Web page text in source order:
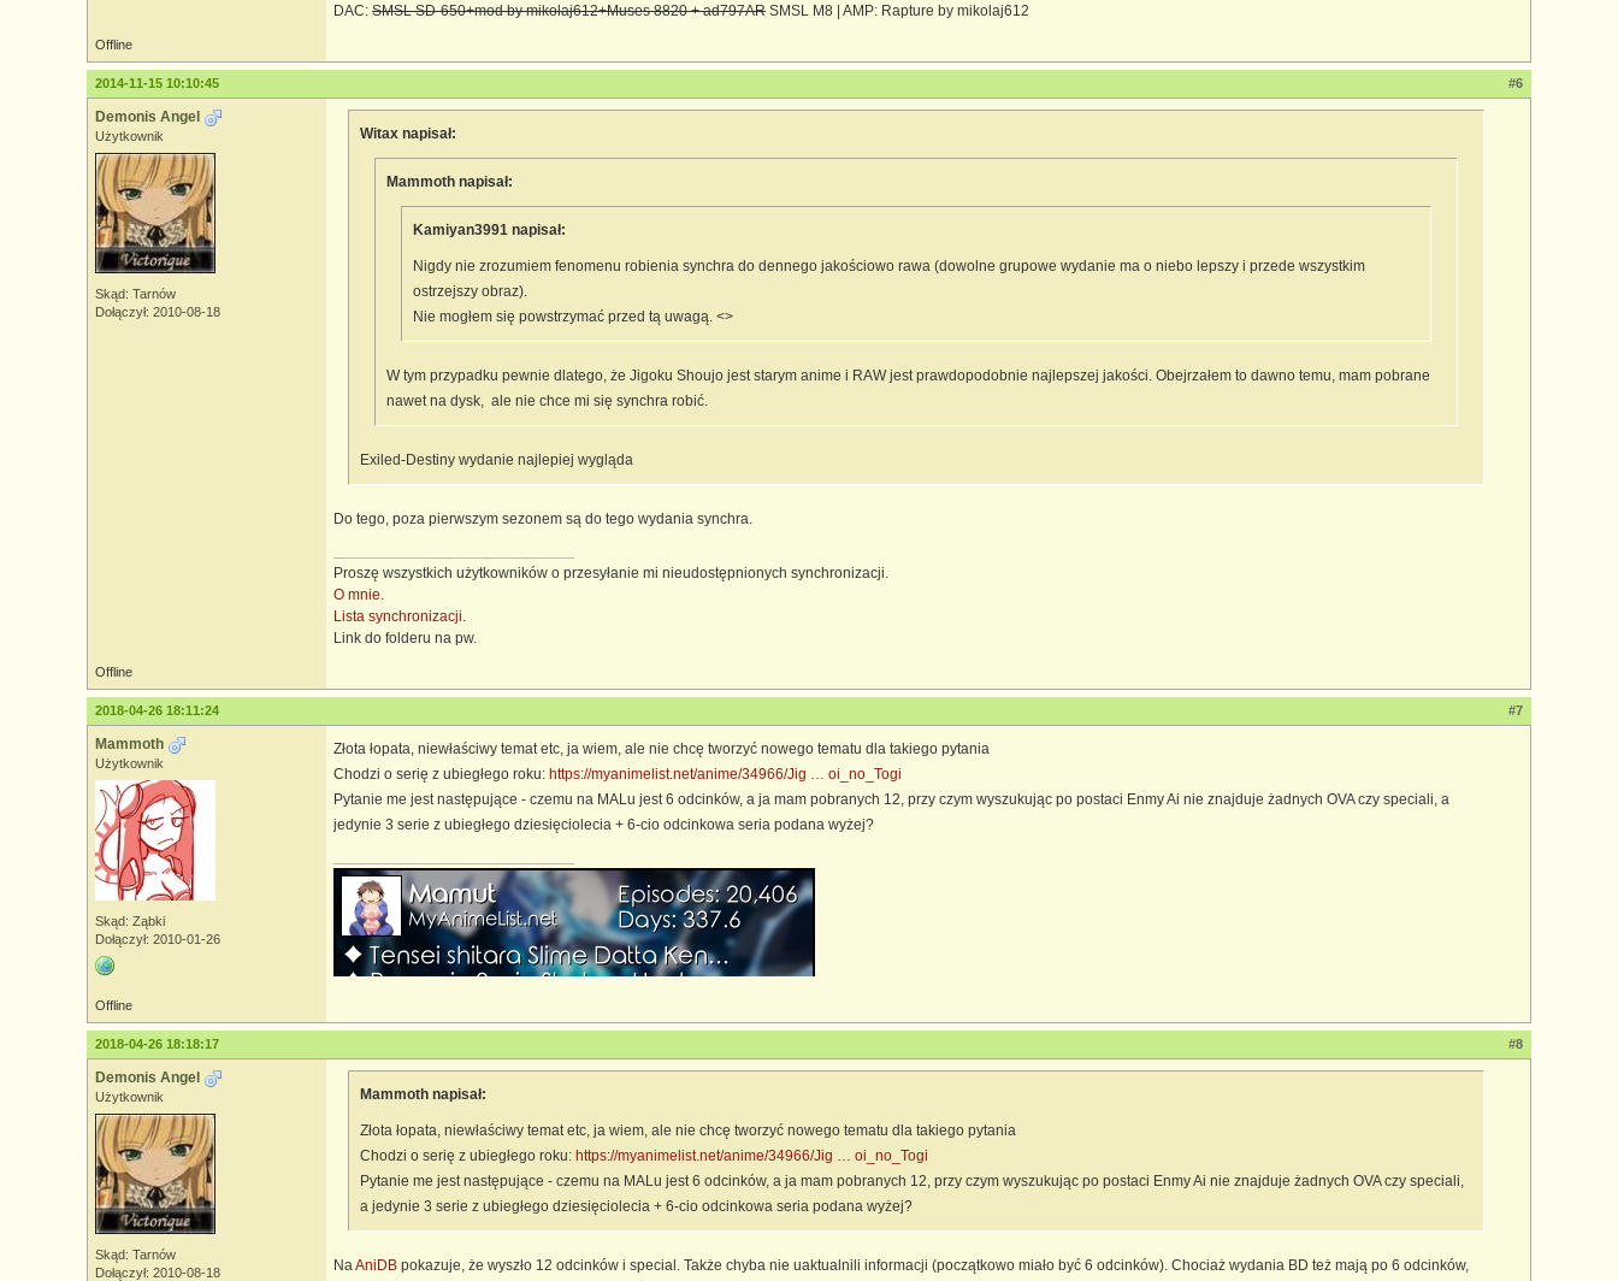
DAC: SMSL SD-650+mod by mikolaj612+Muses 8820 + ad797AR SMSL M8 | AMP: Rapture by mikolaj612
Offline
#6
2014-11-15 10:10:45
Demonis Angel
Użytkownik
Skąd: Tarnów
Dołączył: 2010-08-18
Witax napisał:
Mammoth napisał:
Kamiyan3991 napisał:
Nigdy nie zrozumiem fenomenu robienia synchra do dennego jakościowo rawa (dowolne grupowe wydanie ma o niebo lepszy i przede wszystkim
ostrzejszy obraz).
Nie mogłem się powstrzymać przed tą uwagą. <>
W tym przypadku pewnie dlatego, że Jigoku Shoujo jest starym anime i RAW jest prawdopodobnie najlepszej jakości. Obejrzałem to dawno temu, mam pobrane
nawet na dysk, ale nie chce mi się synchra robić.
Exiled-Destiny wydanie najlepiej wygląda
Do tego, poza pierwszym sezonem są do tego wydania synchra.
Proszę wszystkich użytkowników o przesyłanie mi nieudostępnionych synchronizacji.
O mnie.
Lista synchronizacji.
Link do folderu na pw.
Offline
#7
2018-04-26 18:11:24
Mammoth
Użytkownik
Skąd: Ząbki
Dołączył: 2010-01-26
Złota łopata, niewłaściwy temat etc, ja wiem, ale nie chcę tworzyć nowego tematu dla takiego pytania
Chodzi o serię z ubiegłego roku: https://myanimelist.net/anime/34966/Jig … oi_no_Togi
Pytanie me jest następujące - czemu na MALu jest 6 odcinków, a ja mam pobranych 12, przy czym wyszukując po postaci Enmy Ai nie znajduje żadnych OVA czy speciali, a
jedynie 3 serie z ubiegłego dziesięciolecia + 6-cio odcinkowa seria podana wyżej?
Offline
#8
2018-04-26 18:18:17
Demonis Angel
Użytkownik
Skąd: Tarnów
Dołączył: 2010-08-18
Mammoth napisał:
Złota łopata, niewłaściwy temat etc, ja wiem, ale nie chcę tworzyć nowego tematu dla takiego pytania
Chodzi o serię z ubiegłego roku: https://myanimelist.net/anime/34966/Jig … oi_no_Togi
Pytanie me jest następujące - czemu na MALu jest 6 odcinków, a ja mam pobranych 12, przy czym wyszukując po postaci Enmy Ai nie znajduje żadnych OVA czy speciali,
a jedynie 3 serie z ubiegłego dziesięciolecia + 6-cio odcinkowa seria podana wyżej?
NaAniDB pokazuje, że wyszło 12 odcinków i special. Także chyba nie uaktualnili informacji (początkowo miało być 6 odcinków). Chociaż wydania BD też mają po 6 odcinków,